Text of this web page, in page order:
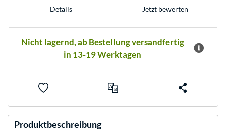
Details Jetzt bewerten
Nicht lagernd, ab Bestellung versandfertig
in 13-19 Werktagen
Produktbeschreibung